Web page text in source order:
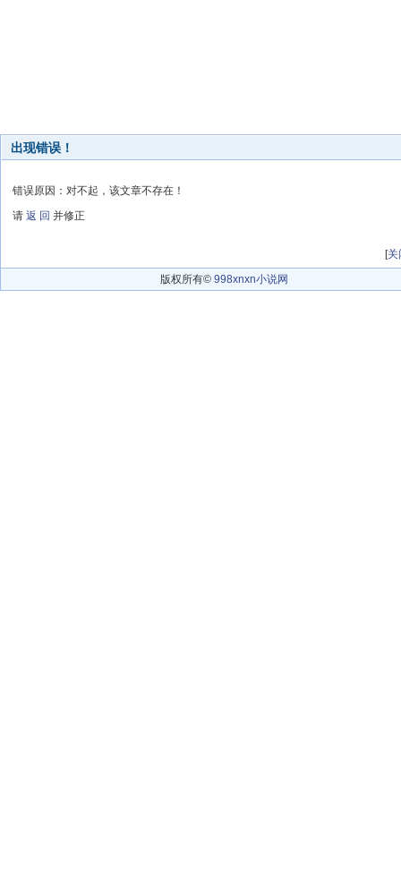
出现错误！
错误原因：对不起，该文章不存在！
请 返 回 并修正
[关
版权所有© 998xnxn小说网